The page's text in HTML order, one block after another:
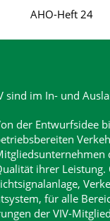
AHO-Heft 24
sind im In- und
der Entwurfsidee
ihrer
für alle
der VIV-